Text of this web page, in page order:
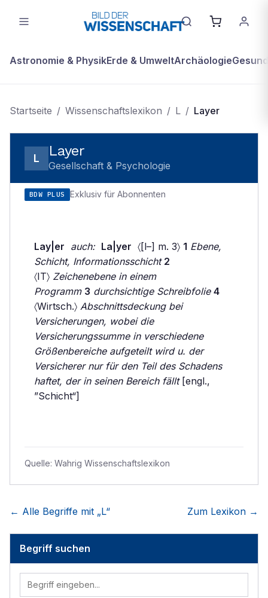
Astronomie & PhysikErde & UmweltArchäologie
Startseite / Wissenschaftslexikon / L / Layer
L Layer
Gesellschaft & Psychologie
BDW PLUS Exklusiv für Abonnenten
Lay|er auch: La|yer 〈[l–] m. 3〉 1 Ebene,
Schicht, Informationsschicht 2
〈IT〉 Zeichenebene in einem
Programm 3 durchsichtige Schreibfolie 4
〈Wirtsch.〉 Abschnittsdeckung bei
Versicherungen, wobei die
Versicherungssumme in verschiedene
Größenbereiche aufgeteilt wird u. der
Versicherer nur für den Teil des Schadens
haftet, der in seinen Bereich fällt[engl.,
”Schicht“]
Quelle: Wahrig Wissenschaftslexikon
← Alle Begriffe mit „L“ Zum Lexikon →
Begriff suchen